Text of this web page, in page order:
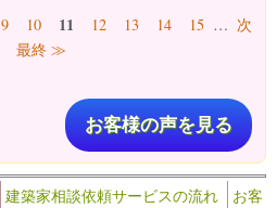
9 10 11 12 13 14 15 … 次
最終 ≫
お客様の声を見る
建築家相談依頼サービスの流れ
お客